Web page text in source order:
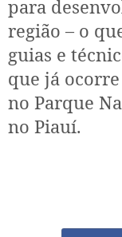
para
região – o
guias e
que já
no Parque
no Piauí.
o